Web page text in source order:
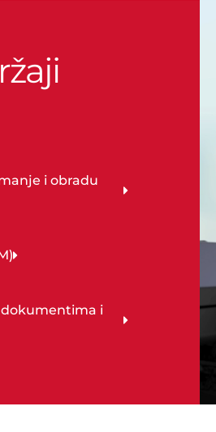
i obradu
i